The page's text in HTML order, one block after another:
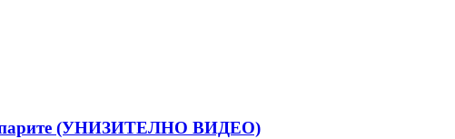
парите (УНИЗИТЕЛНО ВИДЕО)